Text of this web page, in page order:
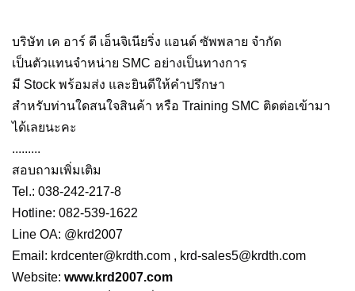
บริษัท เค อาร์ ดี เอ็นจิเนียริ่ง แอนด์ ซัพพลาย จำกัด
เป็นตัวแทนจำหน่าย SMC อย่างเป็นทางการ
มี Stock พร้อมส่ง และยินดีให้คำปรึกษา
สำหรับท่านใดสนใจสินค้า หรือ Training SMC ติดต่อเข้ามา
ได้เลยนะคะ
.........
สอบถามเพิ่มเติม
Tel.: 038-242-217-8
Hotline: 082-539-1622
Line OA: @krd2007
Email: krdcenter@krdth.com , krd-sales5@krdth.com
Website: www.krd2007.com